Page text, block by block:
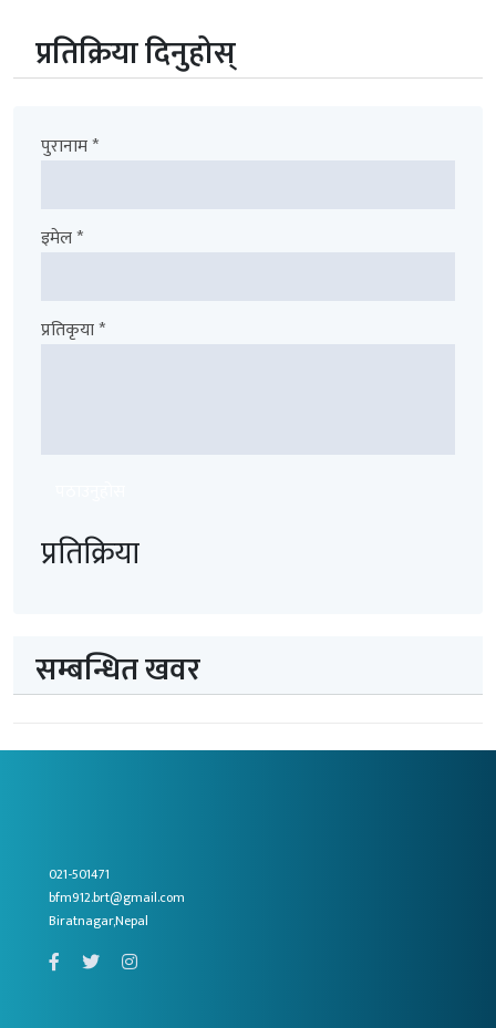
प्रतिक्रिया दिनुहोस्
पुरानाम *
इमेल *
प्रतिकृया *
प्रतिक्रिया
सम्बन्धित खवर
021-501471
bfm912.brt@gmail.com
Biratnagar,Nepal